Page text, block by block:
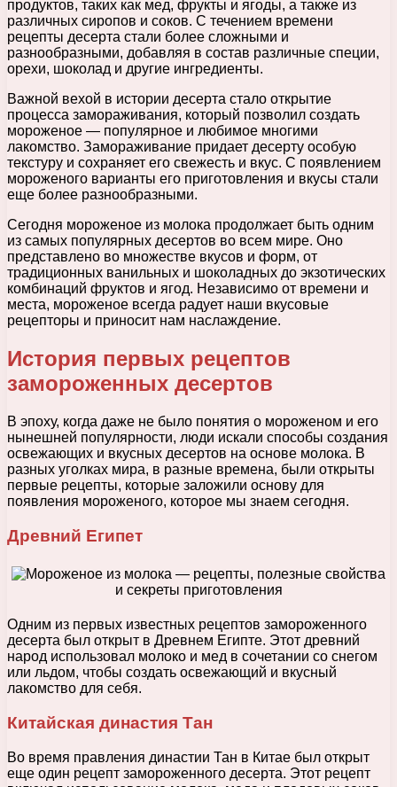
продуктов, таких как мед, фрукты и ягоды, а также из
различных сиропов и соков. С течением времени
рецепты десерта стали более сложными и
разнообразными, добавляя в состав различные специи,
орехи, шоколад и другие ингредиенты.
Важной вехой в истории десерта стало открытие
процесса замораживания, который позволил создать
мороженое — популярное и любимое многими
лакомство. Замораживание придает десерту особую
текстуру и сохраняет его свежесть и вкус. С появлением
мороженого варианты его приготовления и вкусы стали
еще более разнообразными.
Сегодня мороженое из молока продолжает быть одним
из самых популярных десертов во всем мире. Оно
представлено во множестве вкусов и форм, от
традиционных ванильных и шоколадных до экзотических
комбинаций фруктов и ягод. Независимо от времени и
места, мороженое всегда радует наши вкусовые
рецепторы и приносит нам наслаждение.
История первых рецептов
замороженных десертов
В эпоху, когда даже не было понятия о мороженом и его
нынешней популярности, люди искали способы создания
освежающих и вкусных десертов на основе молока. В
разных уголках мира, в разные времена, были открыты
первые рецепты, которые заложили основу для
появления мороженого, которое мы знаем сегодня.
Древний Египет
Одним из первых известных рецептов замороженного
десерта был открыт в Древнем Египте. Этот древний
народ использовал молоко и мед в сочетании со снегом
или льдом, чтобы создать освежающий и вкусный
лакомство для себя.
Китайская династия Тан
Во время правления династии Тан в Китае был открыт
еще один рецепт замороженного десерта. Этот рецепт